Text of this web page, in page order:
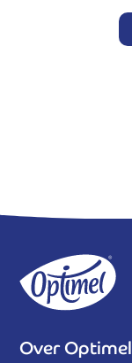
Over Optimel